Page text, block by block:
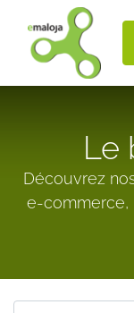
Le
Découvrez
e-commerce,